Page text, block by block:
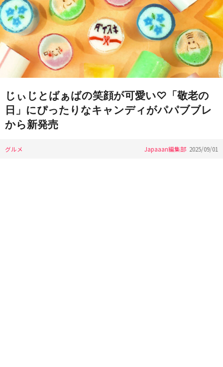
じぃじとばぁばの笑顔が可愛い♡「敬老の
日」にぴったりなキャンディがパパブブレ
から新発売
グルメ Japaaan編集部 2025/09/01